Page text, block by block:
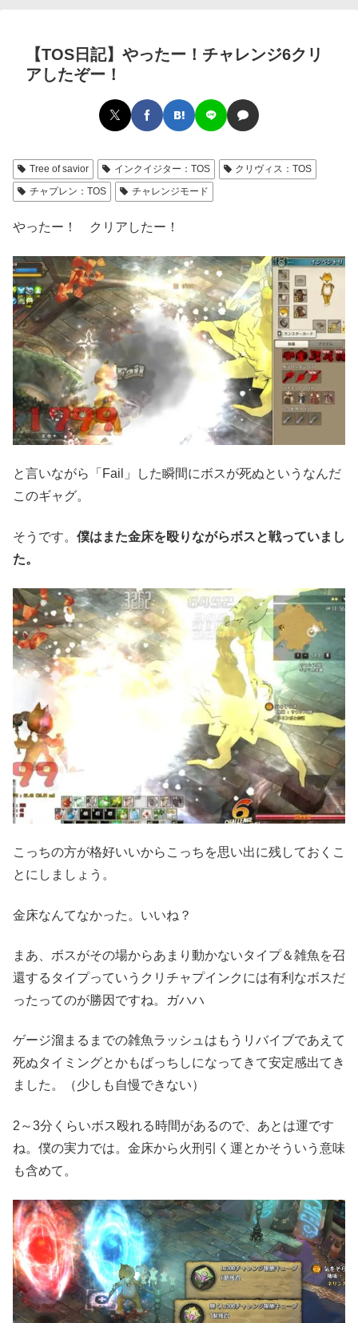
【TOS日記】やったー！チャレンジ6クリ
アしたぞー！
Tree of savior インクイジター：TOS
クリヴィス：TOS
チャプレン：TOS
チャレンジモード
やったー！ クリアしたー！
と言いながら「Fail」した瞬間にボスが死ぬというなんだ
このギャグ。
そうです。 僕はまた金床を殴りながらボスと戦っていまし
た。
こっちの方が格好いいからこっちを思い出に残しておくこ
とにしましょう。
金床なんてなかった。いいね？
まあ、ボスがその場からあまり動かないタイプ＆雑魚を召
還するタイプっていうクリチャプインクには有利なボスだ
ったってのが勝因ですね。ガハハ
ゲージ溜まるまでの雑魚ラッシュはもうリバイブであえて
死ぬタイミングとかもばっちしになってきて安定感出てき
ました。（少しも自慢できない）
2～3分くらいボス殴れる時間があるので、あとは運です
ね。僕の実力では。金床から火刑引く運とかそういう意味
も含めて。